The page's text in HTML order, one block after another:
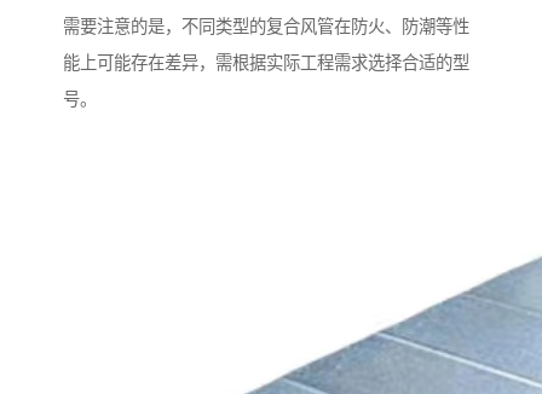
需要注意的是，不同类型的复合风管在防火、防潮等性
能上可能存在差异，需根据实际工程需求选择合适的型
号。